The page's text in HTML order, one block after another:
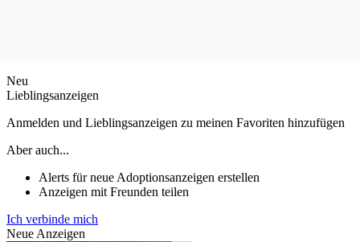
Neu
Lieblingsanzeigen
Anmelden und Lieblingsanzeigen zu meinen Favoriten hinzufügen
Aber auch...
Alerts für neue Adoptionsanzeigen erstellen
Anzeigen mit Freunden teilen
Ich verbinde mich
Neue Anzeigen